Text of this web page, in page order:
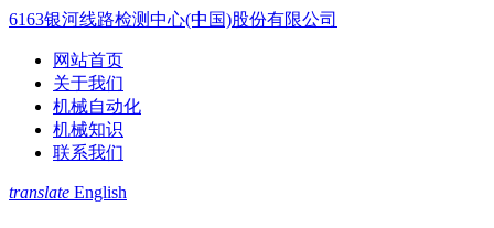
6163银河线路检测中心(中国)股份有限公司
网站首页
关于我们
机械自动化
机械知识
联系我们
translate English